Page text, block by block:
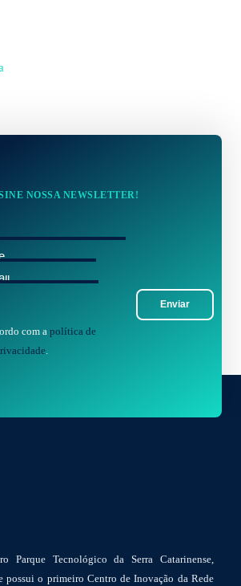
NOSSA NEWSLETTER!
Enviar
com a política de
Parque Tecnológico da Serra Catarinense,
possui o primeiro Centro de Inovação da Rede